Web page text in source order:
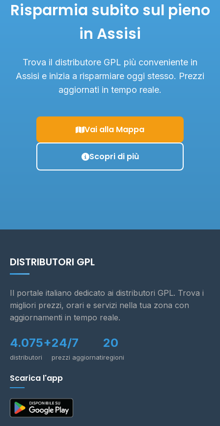
Risparmia subito sul pieno
in Assisi
Trova il distributore GPL più conveniente in
Assisi e inizia a risparmiare oggi stesso. Prezzi
aggiornati in tempo reale.
Vai alla Mappa
Scopri di più
DISTRIBUTORI GPL
Il portale italiano dedicato ai distributori GPL. Trova i
migliori prezzi, orari e servizi nella tua zona con
aggiornamenti in tempo reale.
4.075+
distributori
24/7
prezzi aggiornati
20
regioni
Scarica l'app